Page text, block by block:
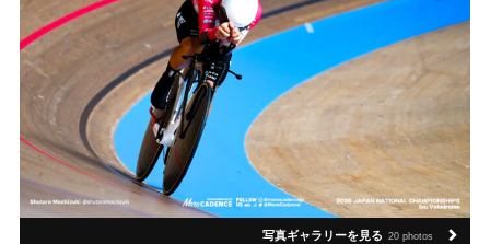
写真ギャラリーを見る 20 photos